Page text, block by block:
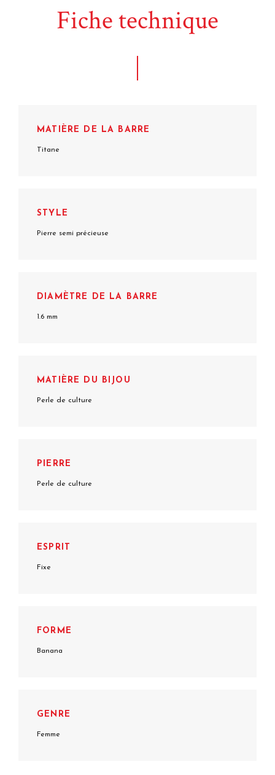
Fiche technique
MATIÈRE DE LA BARRE
Titane
STYLE
Pierre semi précieuse
DIAMÈTRE DE LA BARRE
1.6 mm
MATIÈRE DU BIJOU
Perle de culture
PIERRE
Perle de culture
ESPRIT
Fixe
FORME
Banana
GENRE
Femme